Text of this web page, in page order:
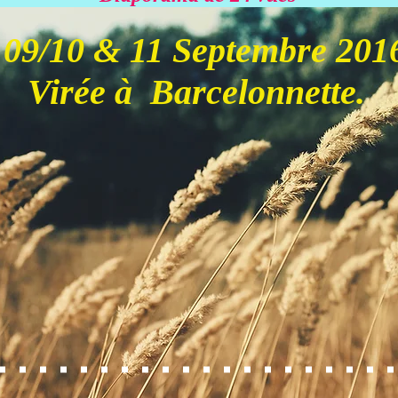
10 & 11 Septembre
Virée à Barcelonnette.